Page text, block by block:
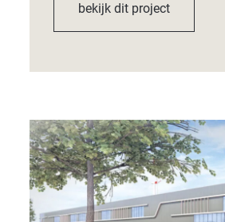
bekijk dit project